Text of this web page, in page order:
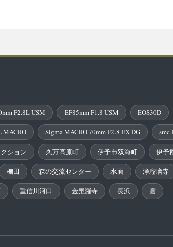
F2.8L USM EF85mm F1.8 USM EOS30D
MACRO Sigma MACRO 70mm F2.8 EX DG smc
ション 久万高原町 伊予市双海町 伊予
棚田 森の交流センター 水面 浄瑠璃寺
重信川河口 金毘羅寺 長浜 雲